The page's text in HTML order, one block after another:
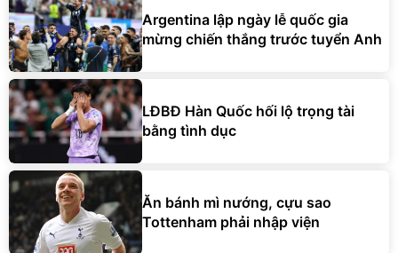
Argentina lập ngày lễ quốc gia
mừng chiến thắng trước tuyển Anh
LĐBĐ Hàn Quốc hối lộ trọng tài
bằng tình dục
Ăn bánh mì nướng, cựu sao
Tottenham phải nhập viện